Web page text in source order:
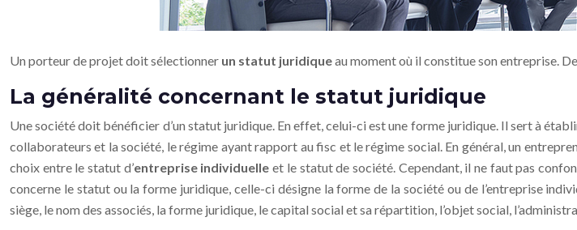
Un porteur de projet doit sélectionner un statut juridiqueau moment où il constitue son entreprise.
La généralité concernant le statut juridique
Une société doit bénéficier d’un statut juridique. En effet, celui-ci est une forme juridique. Il sert à
collaborateurs et la société, le régime ayant rapport au fisc et le régime social. En général, un
choix entre le statut d’entreprise individuelleet le statut de société. Cependant, il ne faut pas
concerne le statut ou la forme juridique, celle-ci désigne la forme de la société ou de l’entreprise
siège, le nom des associés, la forme juridique, le capital social et sa répartition, l’objet social,